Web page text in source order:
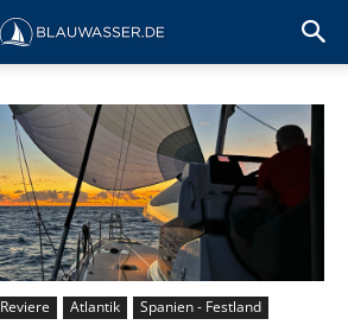
Reviere Atlantik Spanien - Festland